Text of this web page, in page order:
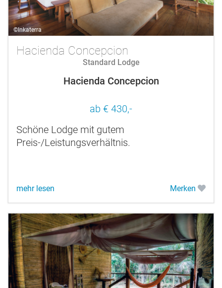
©Inkaterra
Hacienda Concepcion
Standard Lodge
Hacienda Concepcion
ab € 430,-
Schöne Lodge mit gutem
Preis-/Leistungsverhältnis.
mehr lesen Merken